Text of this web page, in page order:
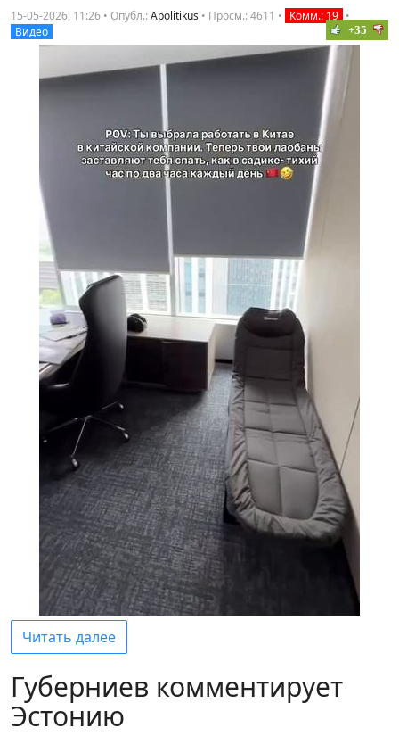
15-05-2026, 11:26 • Опубл.:Apolitikus • Просм.: 4611 • Комм.: 19 •
Видео
+35
Читать далее
Губерниев комментирует
Эстонию